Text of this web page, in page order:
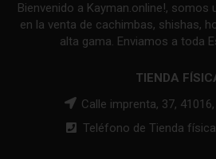
Bienvenido a Kayman.online!, somos
en la venta de cachimbas, shishas,
alta gama. Enviamos a toda
TIENDA
Calle imprenta, 37,
Teléfono de Tienda